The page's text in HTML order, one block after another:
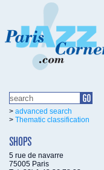
> advanced search
> Thematic classification
5 rue de navarre
75005 Paris